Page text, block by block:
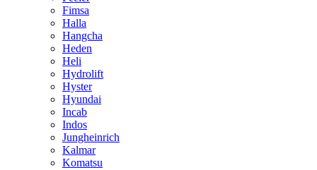
Fimsa
Halla
Hangcha
Heden
Heli
Hydrolift
Hyster
Hyundai
Incab
Indos
Jungheinrich
Kalmar
Komatsu